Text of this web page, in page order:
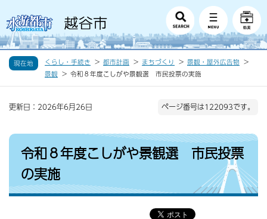
現在地 くらし・手続き 都市計画 まちづくり
景観・屋外広告物
景観
令和８年度こしがや景観選 市民投票の実施
更新日：2026年6月26日 ページ番号は122093です。
令和８年度こしがや景観選 市民投票
の実施